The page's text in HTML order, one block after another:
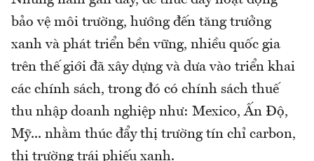
bảo vệ môi trường, hướng đến tăng trưởng
xanh và phát triển bền vững, nhiều quốc gia
trên thế giới đã xây dựng và dưa vào triển khai
các chính sách, trong đó có chính sách thuế
thu nhập doanh nghiệp như: Mexico, Ấn Độ,
Mỹ... nhằm thúc đẩy thị trường tín chỉ carbon,
thị trường trái phiếu xanh.